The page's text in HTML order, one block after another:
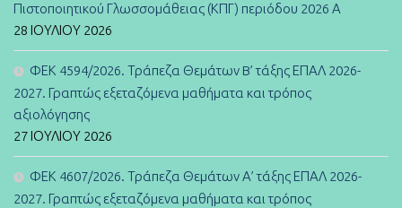
Πιστοποιητικού Γλωσσομάθειας (ΚΠΓ) περιόδου 2026 Α
28 ΙΟΥΛΊΟΥ 2026
ΦΕΚ 4594/2026. Τράπεζα Θεμάτων B’ τάξης ΕΠΑΛ 2026-
2027. Γραπτώς εξεταζόμενα μαθήματα και τρόπος
αξιολόγησης
27 ΙΟΥΛΊΟΥ 2026
ΦΕΚ 4607/2026. Τράπεζα Θεμάτων Α’ τάξης ΕΠΑΛ 2026-
2027. Γραπτώς εξεταζόμενα μαθήματα και τρόπος